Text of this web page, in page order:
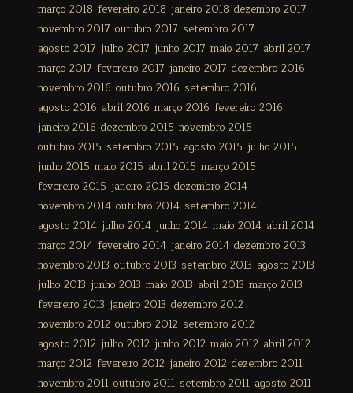
março 2018 fevereiro 2018 janeiro 2018 dezembro 2017
novembro 2017 outubro 2017 setembro 2017
agosto 2017 julho 2017 junho 2017 maio 2017 abril 2017
março 2017 fevereiro 2017 janeiro 2017 dezembro 2016
novembro 2016 outubro 2016 setembro 2016
agosto 2016 abril 2016 março 2016 fevereiro 2016
janeiro 2016 dezembro 2015 novembro 2015
outubro 2015 setembro 2015 agosto 2015 julho 2015
junho 2015 maio 2015 abril 2015 março 2015
fevereiro 2015 janeiro 2015 dezembro 2014
novembro 2014 outubro 2014 setembro 2014
agosto 2014 julho 2014 junho 2014 maio 2014 abril 2014
março 2014 fevereiro 2014 janeiro 2014 dezembro 2013
novembro 2013 outubro 2013 setembro 2013 agosto 2013
julho 2013 junho 2013 maio 2013 abril 2013 março 2013
fevereiro 2013 janeiro 2013 dezembro 2012
novembro 2012 outubro 2012 setembro 2012
agosto 2012 julho 2012 junho 2012 maio 2012 abril 2012
março 2012 fevereiro 2012 janeiro 2012 dezembro 2011
novembro 2011 outubro 2011 setembro 2011 agosto 2011